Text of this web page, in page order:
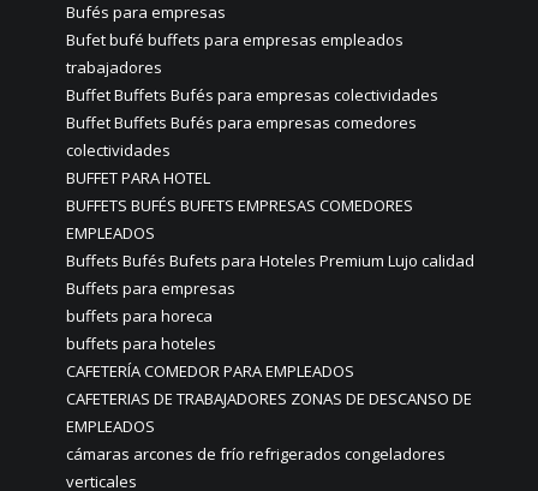
Bufés para empresas
Bufet bufé buffets para empresas empleados
trabajadores
Buffet Buffets Bufés para empresas colectividades
Buffet Buffets Bufés para empresas comedores
colectividades
BUFFET PARA HOTEL
BUFFETS BUFÉS BUFETS EMPRESAS COMEDORES
EMPLEADOS
Buffets Bufés Bufets para Hoteles Premium Lujo calidad
Buffets para empresas
buffets para horeca
buffets para hoteles
CAFETERÍA COMEDOR PARA EMPLEADOS
CAFETERIAS DE TRABAJADORES ZONAS DE DESCANSO DE
EMPLEADOS
cámaras arcones de frío refrigerados congeladores
verticales